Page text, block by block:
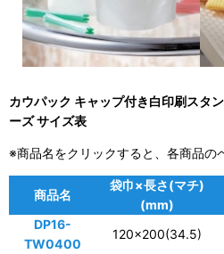
カウパック キャップ付き白印刷スタ
ーズ サイズ表
※商品名をクリックすると、各商品の
商品名
袋巾×長さ(マチ)
(mm)
DP16-
TW0400
120×200(34.5)